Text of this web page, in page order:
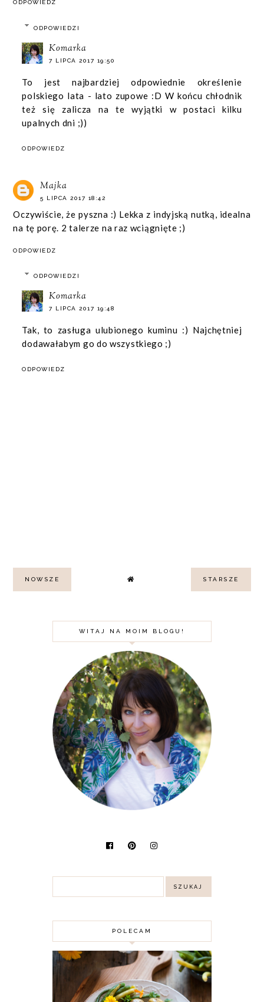
ODPOWIEDZ
ODPOWIEDZI
Komarka
7 LIPCA 2017 19:50
To jest najbardziej odpowiednie określenie
polskiego lata - lato zupowe :D W końcu chłodnik
też się zalicza na te wyjątki w postaci kilku
upalnych dni ;))
ODPOWIEDZ
Majka
5 LIPCA 2017 18:42
Oczywiście, że pyszna :) Lekka z indyjską nutką, idealna
na tę porę. 2 talerze na raz wciągnięte ;)
ODPOWIEDZ
ODPOWIEDZI
Komarka
7 LIPCA 2017 19:48
Tak, to zasługa ulubionego kuminu :) Najchętniej
dodawałabym go do wszystkiego ;)
ODPOWIEDZ
NOWSZE STARSZE
WITAJ NA MOIM BLOGU!
POLECAM